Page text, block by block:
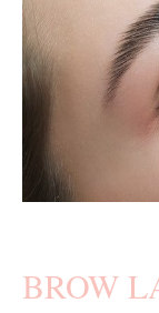
BROW